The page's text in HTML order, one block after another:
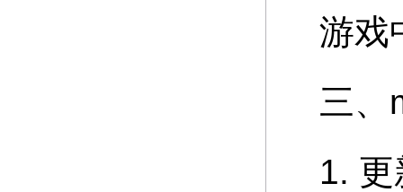
游戏
三、
1.